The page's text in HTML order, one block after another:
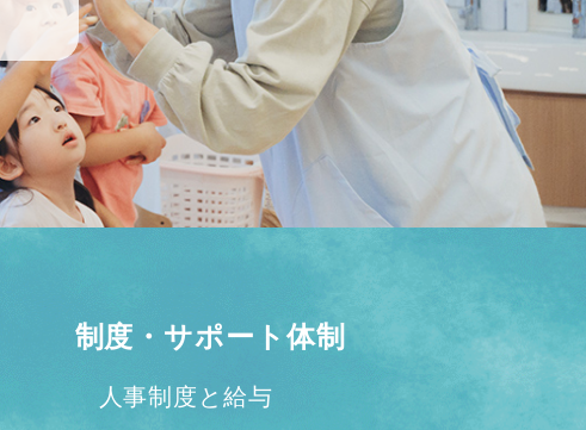
制度・サポート体制
人事制度と給与